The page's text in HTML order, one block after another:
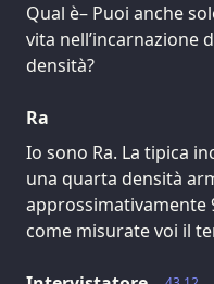
Qual è– Puoi anche
vita nell’incarnazione
densità?
Ra
Io sono Ra. La tipica
una quarta densità
approssimativamente
come misurate voi il